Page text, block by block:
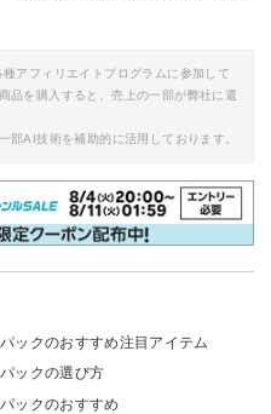
アフィリエイトプログラムに参加して
品を購入すると、売上の一部が弊社に還
AI技術を補助的に活用しております。
ックのおすすめ注目アイテム
ックの選び方
ックのおすすめ